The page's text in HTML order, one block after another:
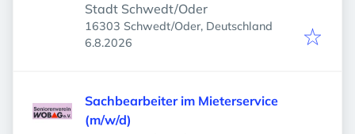
Stadt Schwedt/Oder
16303 Schwedt/Oder, Deutschland
Veröffentlicht
6.8.2026
Sachbearbeiter im Mieterservice
(m/w/d)